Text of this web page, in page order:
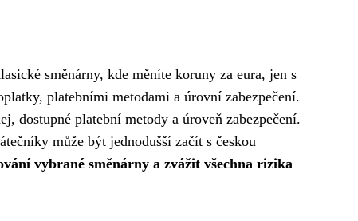
směnárny, kde měníte koruny za eura, jen s
platebními metodami a úrovní zabezpečení.
dostupné platební metody a úroveň zabezpečení.
může být jednodušší začít s českou
vybrané směnárny a zvážit všechna rizika